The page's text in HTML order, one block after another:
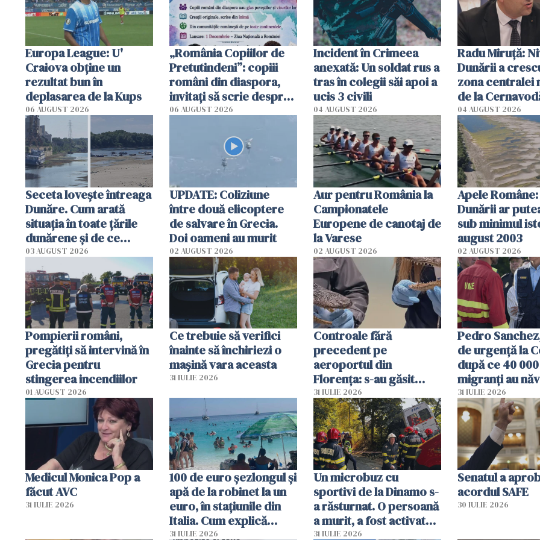
Europa League: U'
Craiova obține un
rezultat bun în
deplasarea de la Kups
06 AUGUST 2026
„România Copiilor de
Pretutindeni”: copiii
români din diaspora,
invitați să scrie despre
România într-un volum
06 AUGUST 2026
Incident în Crimeea
anexată: Un soldat rus a
tras în colegii săi apoi a
ucis 3 civili
04 AUGUST 2026
Radu Miruţă:
Dunării a
zona centralei
de la
cm faţă de
04 AUGUST 2026
Seceta lovește întreaga
Dunăre. Cum arată
situația în toate țările
dunărene și de ce
România resimte
efectele, deși a plouat
în iulie
03 AUGUST 2026
UPDATE: Coliziune
între două elicoptere
de salvare în Grecia.
Doi oameni au murit
02 AUGUST 2026
Aur pentru România la
Campionatele
Europene de canotaj de
la Varese
02 AUGUST 2026
Apele
Dunării ar
sub minimul
august 2003
02 AUGUST 2026
Pompierii români,
pregătiţi să intervină în
Grecia pentru
stingerea incendiilor
01 AUGUST 2026
Ce trebuie să verifici
înainte să închiriezi o
mașină vara aceasta
31 IULIE 2026
Controale fără
precedent pe
aeroportul din
Florența: s-au găsit
capete de aligator și o
sumă imensă de bani
31 IULIE 2026
Pedro
de urgență la
după ce 40
migranți au
teritoriul
mobiliza toate
resursele"
31 IULIE 2026
Medicul Monica Pop a
făcut AVC
31 IULIE 2026
100 de euro șezlongul și
apă de la robinet la un
euro, în stațiunile din
Italia. Cum explică
autoritățile
31 IULIE 2026
Un microbuz cu
sportivi de la Dinamo s-
a răsturnat. O persoană
a murit, a fost activat
planul roșu de
31 IULIE 2026
Senatul a
acordul SAFE
30 IULIE 2026